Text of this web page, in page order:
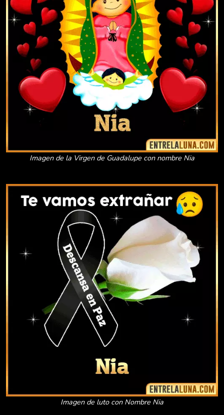
Imagen de la Virgen de Guadalupe con nombre Nia
Imagen de luto con Nombre Nia